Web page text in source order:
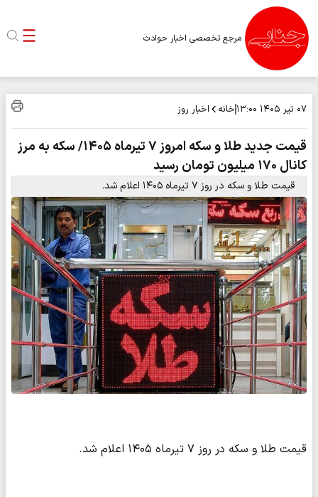
مرجع تخصصی اخبار حوادث
۰۷ تیر ۱۴۰۵ ۱۳:۰۰ خانه اخبار روز
قیمت جدید طلا و سکه امروز ۷ تیرماه ۱۴۰۵/ سکه به مرز
کانال ۱۷۰ میلیون تومان رسید
قیمت طلا و سکه در روز ۷ تیرماه ۱۴۰۵ اعلام شد.
قیمت طلا و سکه در روز ۷ تیرماه ۱۴۰۵ اعلام شد.